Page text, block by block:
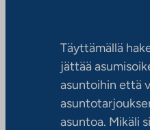
Täyttämällä
jättää
asuntoihin että
asuntoa. Mikäli